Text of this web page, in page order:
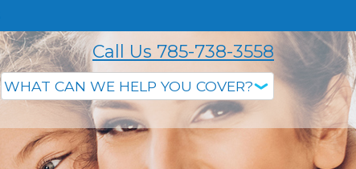
Call Us 785-738-3558